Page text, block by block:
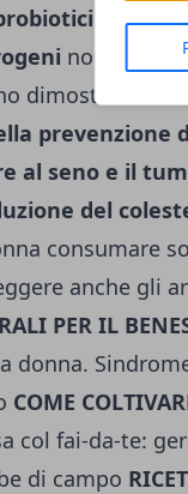
per
non si
dimostrato che
al seno e il
del
consumare
anche gli
PER IL
donna.
COME
col fai-da-te:
di campo